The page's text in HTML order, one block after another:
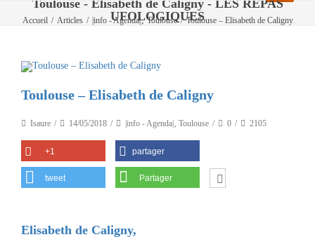
Toulouse - Elisabeth de Caligny - LES REPAS
UFOLOGIQUES
Accueil / Articles / |info - Agenda|,Toulouse / Toulouse – Elisabeth de Caligny
Toulouse – Elisabeth de Caligny
Isaure 14/05/2018 |info - Agenda| , Toulouse 0 2105
+1 partager
tweet Partager
Elisabeth de Caligny,